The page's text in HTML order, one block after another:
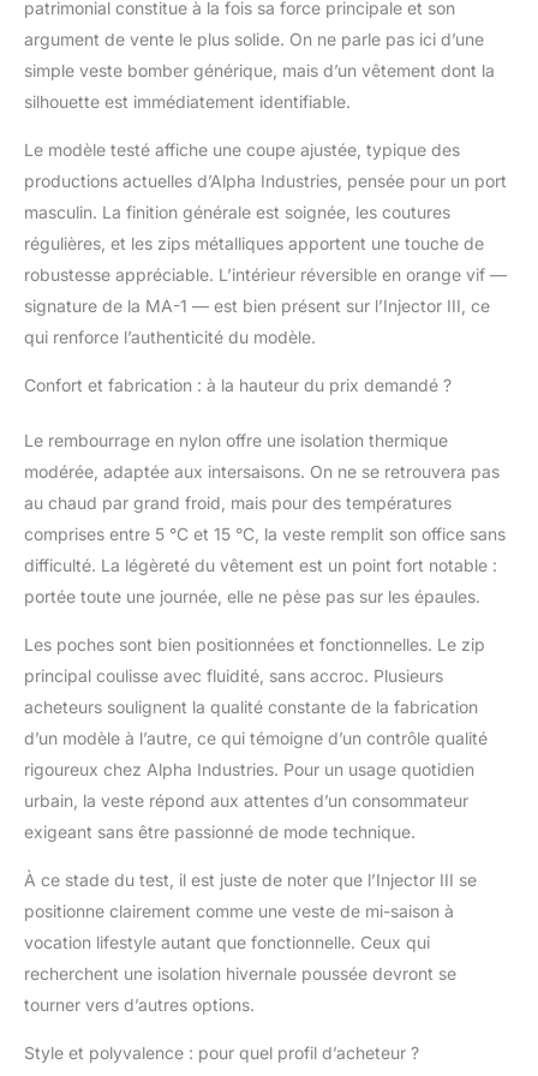
patrimonial constitue à la fois sa force principale et son
argument de vente le plus solide. On ne parle pas ici d’une
simple veste bomber générique, mais d’un vêtement dont la
silhouette est immédiatement identifiable.
Le modèle testé affiche une coupe ajustée, typique des
productions actuelles d’Alpha Industries, pensée pour un port
masculin. La finition générale est soignée, les coutures
régulières, et les zips métalliques apportent une touche de
robustesse appréciable. L’intérieur réversible en orange vif —
signature de la MA-1 — est bien présent sur l’Injector III, ce
qui renforce l’authenticité du modèle.
Confort et fabrication : à la hauteur du prix demandé ?
Le rembourrage en nylon offre une isolation thermique
modérée, adaptée aux intersaisons. On ne se retrouvera pas
au chaud par grand froid, mais pour des températures
comprises entre 5 °C et 15 °C, la veste remplit son office sans
difficulté. La légèreté du vêtement est un point fort notable :
portée toute une journée, elle ne pèse pas sur les épaules.
Les poches sont bien positionnées et fonctionnelles. Le zip
principal coulisse avec fluidité, sans accroc. Plusieurs
acheteurs soulignent la qualité constante de la fabrication
d’un modèle à l’autre, ce qui témoigne d’un contrôle qualité
rigoureux chez Alpha Industries. Pour un usage quotidien
urbain, la veste répond aux attentes d’un consommateur
exigeant sans être passionné de mode technique.
À ce stade du test, il est juste de noter que l’Injector III se
positionne clairement comme une veste de mi-saison à
vocation lifestyle autant que fonctionnelle. Ceux qui
recherchent une isolation hivernale poussée devront se
tourner vers d’autres options.
Style et polyvalence : pour quel profil d’acheteur ?